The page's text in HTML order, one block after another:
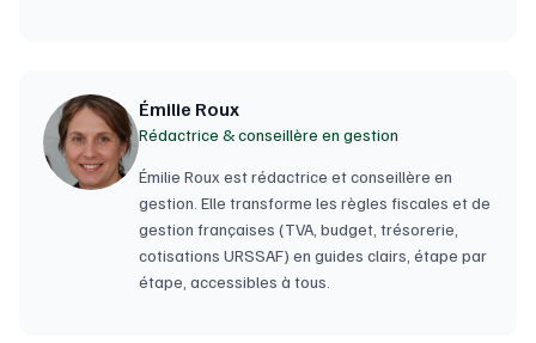
Émilie Roux
Rédactrice & conseillère en gestion
Émilie Roux est rédactrice et conseillère en
gestion. Elle transforme les règles fiscales et de
gestion françaises (TVA, budget, trésorerie,
cotisations URSSAF) en guides clairs, étape par
étape, accessibles à tous.